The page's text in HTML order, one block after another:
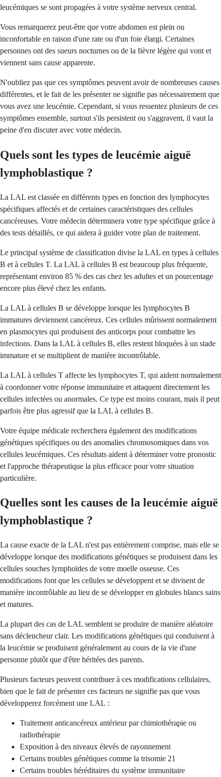
leucémiques se sont propagées à votre système nerveux central.
Vous remarquerez peut-être que votre abdomen est plein ou
inconfortable en raison d'une rate ou d'un foie élargi. Certaines
personnes ont des sueurs nocturnes ou de la fièvre légère qui vont et
viennent sans cause apparente.
N'oubliez pas que ces symptômes peuvent avoir de nombreuses causes
différentes, et le fait de les présenter ne signifie pas nécessairement que
vous avez une leucémie. Cependant, si vous ressentez plusieurs de ces
symptômes ensemble, surtout s'ils persistent ou s'aggravent, il vaut la
peine d'en discuter avec votre médecin.
Quels sont les types de leucémie aiguë
lymphoblastique ?
La LAL est classée en différents types en fonction des lymphocytes
spécifiques affectés et de certaines caractéristiques des cellules
cancéreuses. Votre médecin déterminera votre type spécifique grâce à
des tests détaillés, ce qui aidera à guider votre plan de traitement.
Le principal système de classification divise la LAL en types à cellules
B et à cellules T. La LAL à cellules B est beaucoup plus fréquente,
représentant environ 85 % des cas chez les adultes et un pourcentage
encore plus élevé chez les enfants.
La LAL à cellules B se développe lorsque les lymphocytes B
immatures deviennent cancéreux. Ces cellules mûrissent normalement
en plasmocytes qui produisent des anticorps pour combattre les
infections. Dans la LAL à cellules B, elles restent bloquées à un stade
immature et se multiplient de manière incontrôlable.
La LAL à cellules T affecte les lymphocytes T, qui aident normalement
à coordonner votre réponse immunitaire et attaquent directement les
cellules infectées ou anormales. Ce type est moins courant, mais il peut
parfois être plus agressif que la LAL à cellules B.
Votre équipe médicale recherchera également des modifications
génétiques spécifiques ou des anomalies chromosomiques dans vos
cellules leucémiques. Ces résultats aident à déterminer votre pronostic
et l'approche thérapeutique la plus efficace pour votre situation
particulière.
Quelles sont les causes de la leucémie aiguë
lymphoblastique ?
La cause exacte de la LAL n'est pas entièrement comprise, mais elle se
développe lorsque des modifications génétiques se produisent dans les
cellules souches lymphoïdes de votre moelle osseuse. Ces
modifications font que les cellules se développent et se divisent de
manière incontrôlable au lieu de se développer en globules blancs sains
et matures.
La plupart des cas de LAL semblent se produire de manière aléatoire
sans déclencheur clair. Les modifications génétiques qui conduisent à
la leucémie se produisent généralement au cours de la vie d'une
personne plutôt que d'être héritées des parents.
Plusieurs facteurs peuvent contribuer à ces modifications cellulaires,
bien que le fait de présenter ces facteurs ne signifie pas que vous
développerez forcément une LAL :
Traitement anticancéreux antérieur par chimiothérapie ou
radiothérapie
Exposition à des niveaux élevés de rayonnement
Certains troubles génétiques comme la trisomie 21
Certains troubles héréditaires du système immunitaire